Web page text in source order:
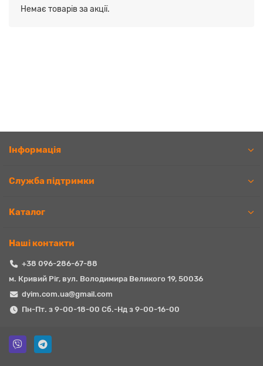
Немає товарів за акції.
Iнформація
Служба підтримки
Каталог
Наші контакти
+38 096-286-67-88
м. Кривий Ріг, вул. Володимира Великого 19, 50036
dyim.com.ua@gmail.com
Пн-Пт. з 9-00-18-00 Сб.-Нд з 9-00-16-00